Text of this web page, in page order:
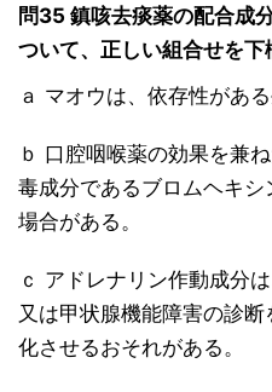
問35 鎮咳去痰薬の配合成
ついて、正しい組合せを下
ａ マオウは、依存性があ
ｂ 口腔咽喉薬の効果を兼
毒成分であるブロムヘキ
場合がある。
ｃ アドレナリン作動成分
又は甲状腺機能障害の診
化させるおそれがある。